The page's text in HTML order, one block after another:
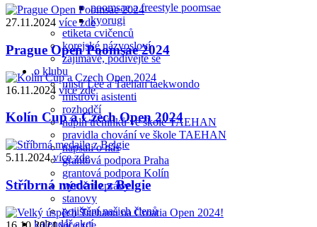
poomsae a freestyle poomsae
kyorugi
etiketa cvičenců
korejské názvosloví
zajímavé, podívejte se
o klubu
mistr Lee a Taehan taekwondo
mistrovi asistenti
rozhodčí
náplň tréninků ve škole TAEHAN
pravidla chování ve škole TAEHAN
napsali o nás
grantová podpora Praha
grantová podpora Kolín
výroční zprávy
stanovy
pojištění našich členů
kalendář akcí
27.11.2024 více zde
Prague Open Poomsae 2024
16.11.2024 více zde
Kolín Cup a Czech Open 2024
5.11.2024více zde
Stříbrná medaile z Belgie